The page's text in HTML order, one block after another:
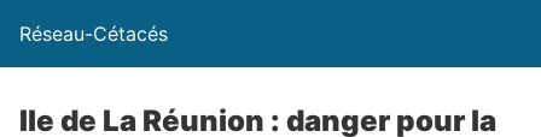
Réseau-Cétacés
Ile de La Réunion : danger pour la